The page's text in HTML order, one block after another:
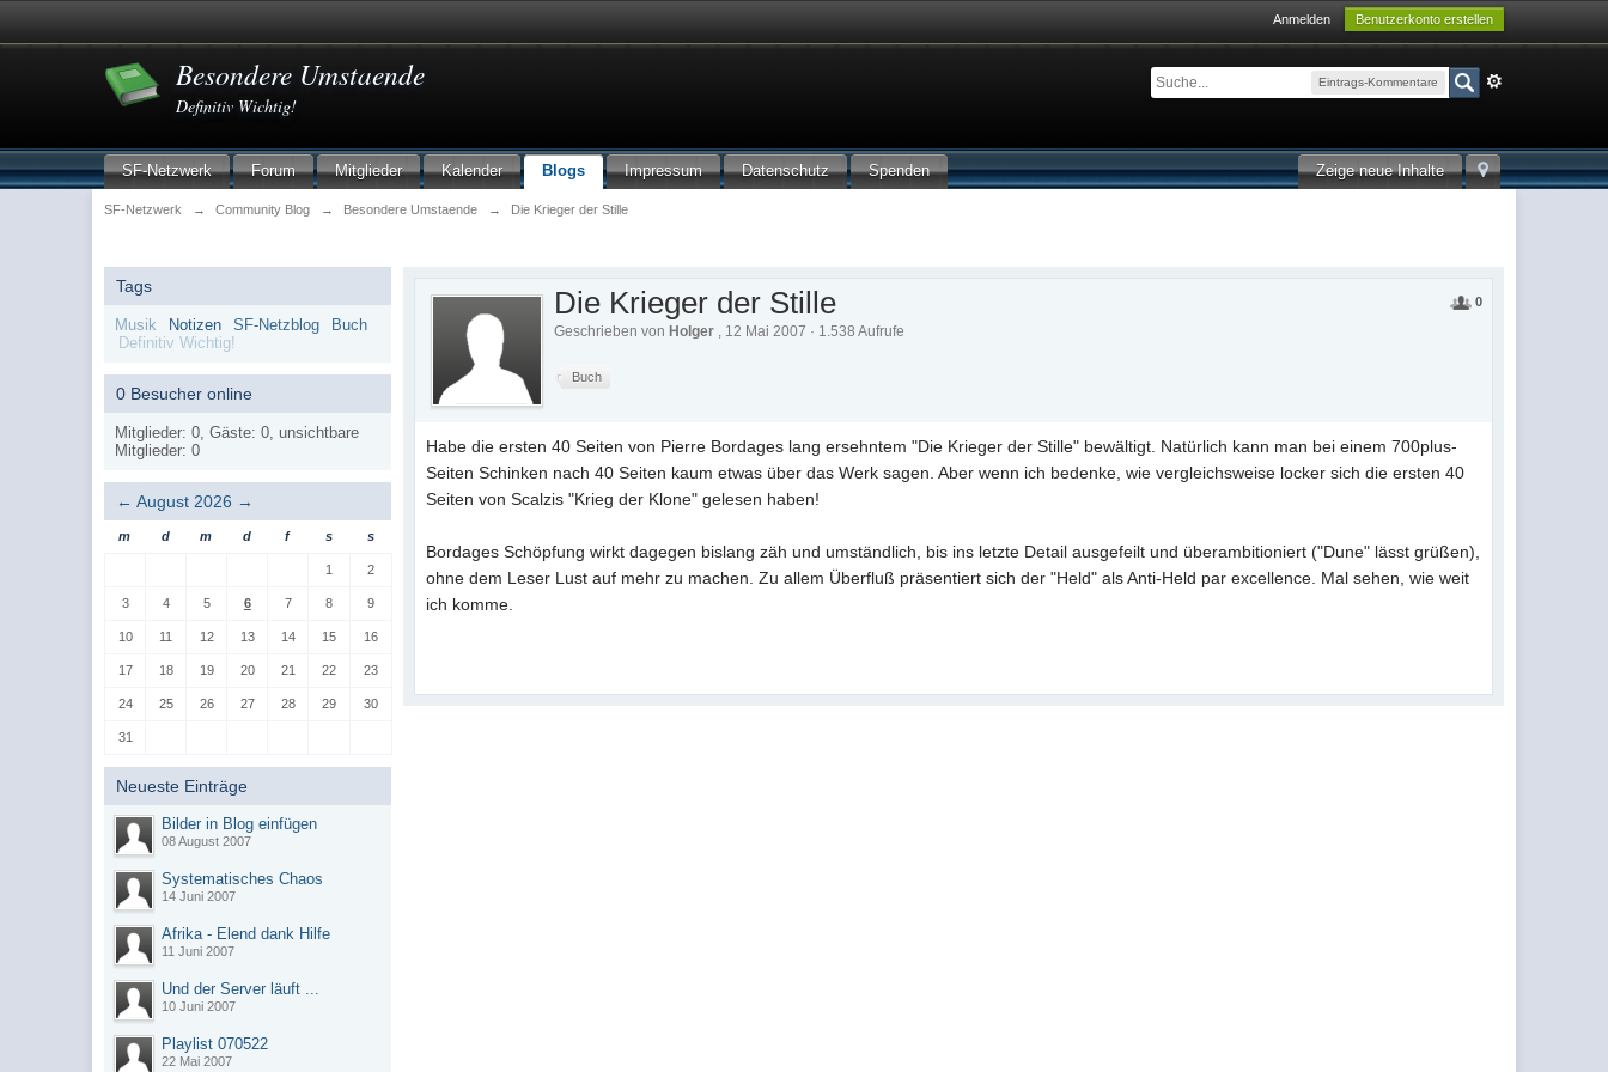
Anmelden Benutzerkonto erstellen
Besondere Umstaende
Definitiv Wichtig!
Eintrags-Kommentare
Zeige neue Inhalte
SF-Netzwerk Forum Mitglieder Kalender Blogs Impressum Datenschutz Spenden
SF-Netzwerk → Community Blog → Besondere Umstaende → Die Krieger der Stille
0
Die Krieger der Stille
Geschrieben von Holger , 12 Mai 2007 · 1.538 Aufrufe
Buch
Habe die ersten 40 Seiten von Pierre Bordages lang ersehntem "Die Krieger der Stille" bewältigt. Natürlich kann man bei einem 700plus-
Seiten Schinken nach 40 Seiten kaum etwas über das Werk sagen. Aber wenn ich bedenke, wie vergleichsweise locker sich die ersten 40
Seiten von Scalzis "Krieg der Klone" gelesen haben!
Bordages Schöpfung wirkt dagegen bislang zäh und umständlich, bis ins letzte Detail ausgefeilt und überambitioniert ("Dune" lässt grüßen),
ohne dem Leser Lust auf mehr zu machen. Zu allem Überfluß präsentiert sich der "Held" als Anti-Held par excellence. Mal sehen, wie weit
ich komme.
Tags
Musik Notizen SF-Netzblog
Buch
Definitiv Wichtig!
0 Besucher online
Mitglieder: 0, Gäste: 0, unsichtbare
Mitglieder: 0
← August 2026 →
m d m d f s s
1 2
3 4 5 6 7 8 9
10 11 12 13 14 15 16
17 18 19 20 21 22 23
24 25 26 27 28 29 30
31
Neueste Einträge
Bilder in Blog einfügen
08 August 2007
Systematisches Chaos
14 Juni 2007
Afrika - Elend dank Hilfe
11 Juni 2007
Und der Server läuft ...
10 Juni 2007
Playlist 070522
22 Mai 2007